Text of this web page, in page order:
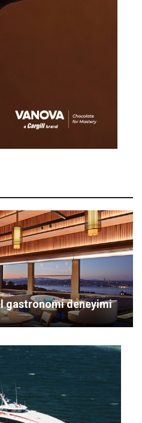
gastronomi deneyimi